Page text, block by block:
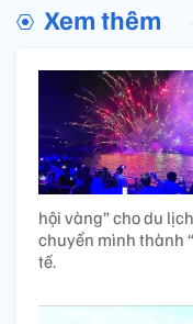
Xem thêm
hội vàng” cho du
chuyển mình thành
tế.